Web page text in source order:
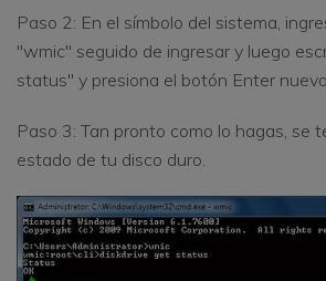
Paso 2: En el símbolo del sistema,
"wmic" seguido de ingresar y luego
status" y presiona el botón Enter
Paso 3: Tan pronto como lo hagas, se
estado de tu disco duro.